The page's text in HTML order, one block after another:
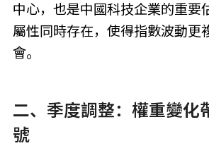
中心，也是中國科技企業的重要
屬性同時存在，使得指數波動更
會。
二、季度調整：權重變化
號